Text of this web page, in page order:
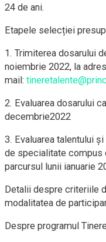
24 de ani.
Etapele selecției
1. Trimiterea dosarului
noiembrie 2022, la
mail:
2. Evaluarea dosarului
decembrie2022
3. Evaluarea talentului
de specialitate compus
parcursul lunii ianuarie
Detalii despre criteriile
modalitatea de
Despre programul